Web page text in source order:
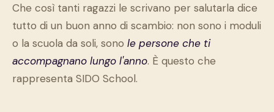
Che così tanti ragazzi le scrivano per salutarla dice
tutto di un buon anno di scambio: non sono i moduli
o la scuola da soli, sono le persone che ti
accompagnano lungo l'anno. È questo che
rappresenta SIDO School.